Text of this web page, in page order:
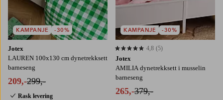
Jotex
LAUREN 100x130 cm dynetrekksett
barneseng
209,-299,-
Rask levering
KAMPANJE -30%
Jotex
AMILIA dynetrekksett i musselin
barneseng
265,-379,-
4,8 basert på 5 karaktergivninger
4,8 (5)
KAMPANJE -30%